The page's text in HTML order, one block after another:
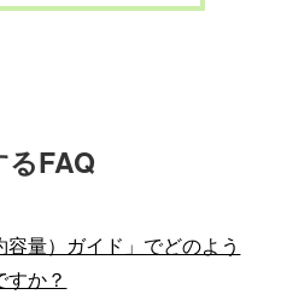
るFAQ
容量）ガイド」でどのよう
か？